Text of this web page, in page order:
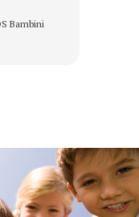
Bambini